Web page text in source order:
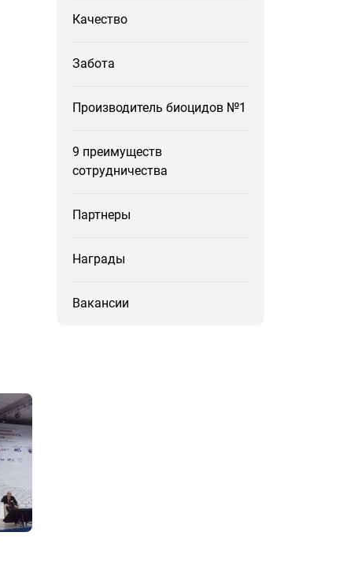
Качество
Забота
Производитель биоцидов №1
9 преимуществ
сотрудничества
Партнеры
Награды
Вакансии